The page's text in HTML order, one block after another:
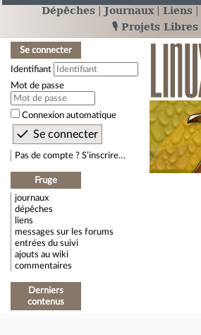
Dépêches Journaux Liens
🎙️ Projets Libres
Se connecter
Identifiant
Mot de passe
Connexion automatique
Pas de compte ? S’inscrire…
Fruge
journaux
dépêches
liens
messages sur les forums
entrées du suivi
ajouts au wiki
commentaires
Derniers
contenus